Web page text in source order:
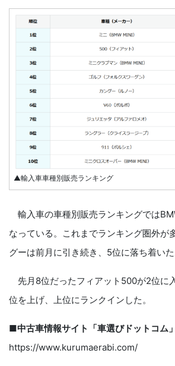
▲輸入車車種別販売ランキング
輸入車の車種別販売ランキングでは
なっている。これまでランキング圏外が
グーは前月に引き続き、5位に落ち着いた
先月8位だったフィアット500が2位に
位を上げ、上位にランクインした。
■中古⾞情報サイト「⾞選びドットコム」
https://www.kurumaerabi.com/